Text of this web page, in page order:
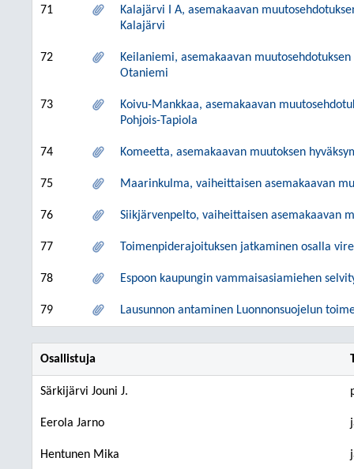
71
Kalajärvi I A, asemakaavan
Kalajärvi
72
Keilaniemi, asemakaavan
Otaniemi
73
Koivu-Mankkaa, asemakaavan
Pohjois-Tapiola
74 Komeetta, asemakaavan muutoksen
75 Maarinkulma, vaiheittaisen asemakaavan
76 Siikjärvenpelto, vaiheittaisen asemakaavan
77 Toimenpiderajoituksen jatkaminen osalla
78 Espoon kaupungin vammaisasiamiehen
79 Lausunnon antaminen Luonnonsuojelun
Osallistuja
Särkijärvi Jouni J.
Eerola Jarno
Hentunen Mika